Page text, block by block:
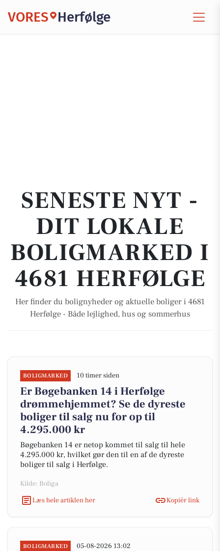
VORES Herfølge
SENESTE NYT -
DIT LOKALE
BOLIGMARKED I
4681 HERFØLGE
Her finder du bolignyheder og aktuelle boliger i 4681
Herfølge - Både lejlighed, hus og sommerhus
BOLIGMARKED 10 timer siden
Er Bøgebanken 14 i Herfølge
drømmehjemmet? Se de dyreste
boliger til salg nu for op til
4.295.000 kr
Bøgebanken 14 er netop kommet til salg til hele
4.295.000 kr, hvilket gør den til en af de dyreste
boliger til salg i Herfølge.
Kilde: Boliga
Læs hele artiklen her
Kopiér link
BOLIGMARKED 05-08-2026 13:02